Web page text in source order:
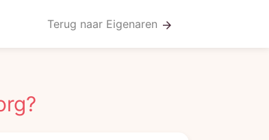
Terug naar Eigenaren arrow_forward